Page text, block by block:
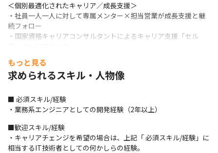
＜個別最適化されたキャリア／成長支援＞
・社員一人一人に対して専属メンター×担当営業が成長支援と継
続フォロー
・国家資格キャリアコンサルタントによるキャリア支援「セル
・ベネフィット・ワン（健康促進、スキルUP‥等の社員自身が選
べる福利厚生制度）
＜キャリアの選択肢＞
・早期活躍＆定着に向けたオンボーディング制度
・取引先3,000社以上の優良案件が豊富にあります（2024年6月時
点）
・本人のキャリア希望に併せてチャレンジ可能なエンド直、元請
もっと見る
求められるスキル・人物像
■ 必須スキル/経験
・業務系エンジニアとしての開発経験（2年以上）
■歓迎スキル/経験
・キャリアチェンジを希望の場合は、上記「 必須スキル/経験」に
相当するIT技術者としての何かしらの経験。